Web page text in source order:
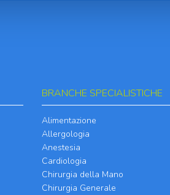
BRANCHE SPECIALISTICHE
Alimentazione
Allergologia
Anestesia
Cardiologia
Chirurgia della Mano
Chirurgia Generale